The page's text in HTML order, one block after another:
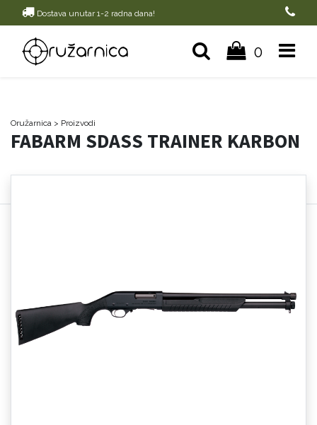
Dostava unutar 1-2 radna dana!
0
Oružarnica > Proizvodi
FABARM SDASS TRAINER KARBON